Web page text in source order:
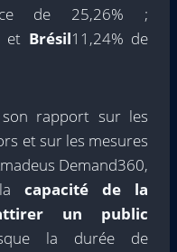
de 25,26% ;
et Brésil11,24% de
rapport sur les
et sur les mesures
Demand360,
capacité de la
un public
la durée de